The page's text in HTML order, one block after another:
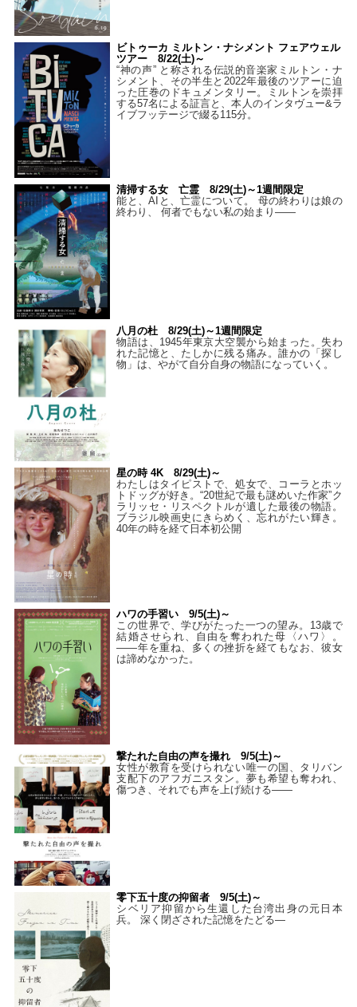
ビトゥーカ ミルトン・ナシメント フェアウェル
ツアー 8/22(土)～
“神の声” と称される伝説的音楽家ミルトン・ナ
シメント、その半生と2022年最後のツアーに迫
った圧巻のドキュメンタリー。ミルトンを崇拝
する57名による証言と、本人のインタヴュー&ラ
イブフッテージで綴る115分。
清掃する女 亡霊 8/29(土)～1週間限定
能と、AIと、亡霊について。 母の終わりは娘の
終わり、 何者でもない私の始まり――
八月の杜 8/29(土)～1週間限定
物語は、1945年東京大空襲から始まった。失わ
れた記憶と、たしかに残る痛み。誰かの「探し
物」は、やがて自分自身の物語になっていく。
星の時 4K 8/29(土)～
わたしはタイピストで、処⼥で、コーラとホッ
トドッグが好き。“20世紀で最も謎めいた作家”ク
ラリッセ・リスペクトルが遺した最後の物語。
ブラジル映画史にきらめく、忘れがたい輝き。
40年の時を経て⽇本初公開
ハワの手習い 9/5(土)～
この世界で、学びがたった一つの望み。13歳で
結婚させられ、自由を奪われた母〈ハワ〉。
——年を重ね、多くの挫折を経てもなお、彼女
は諦めなかった。
撃たれた自由の声を撮れ 9/5(土)～
女性が教育を受けられない唯一の国、タリバン
支配下のアフガニスタン。夢も希望も奪われ、
傷つき、それでも声を上げ続ける——
零下五十度の抑留者 9/5(土)～
シベリア抑留から生還した台湾出身の元日本
兵。 深く閉ざされた記憶をたどる—